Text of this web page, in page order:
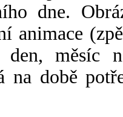
dne.
animace
měsíc
na době